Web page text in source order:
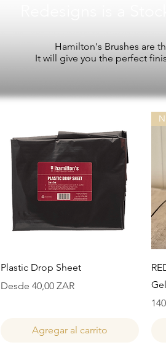
Hamilton's Brushes are
It will give you the perfect
Vista rápida
Plastic Drop Sheet
Desde 40,00 ZAR
Precio de oferta
Agregar al carrito